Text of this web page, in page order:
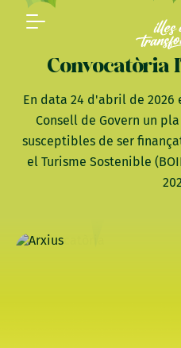
Convocatòria
En data 24 d'abril de 2026
Consell de Govern un
susceptibles de ser
el Turisme Sostenible